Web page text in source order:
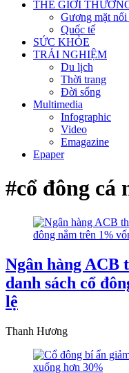
THẾ GIỚI
Gương mặt nổi
Quốc tế
SỨC KHỎE
TRẢI NGHIỆM
Du lịch
Thời trang
Đời sống
Multimedia
Infographic
Video
Emagazine
Epaper
#cổ đông cá
Ngân hàng ACB
danh sách cổ
lệ
Thanh Hương